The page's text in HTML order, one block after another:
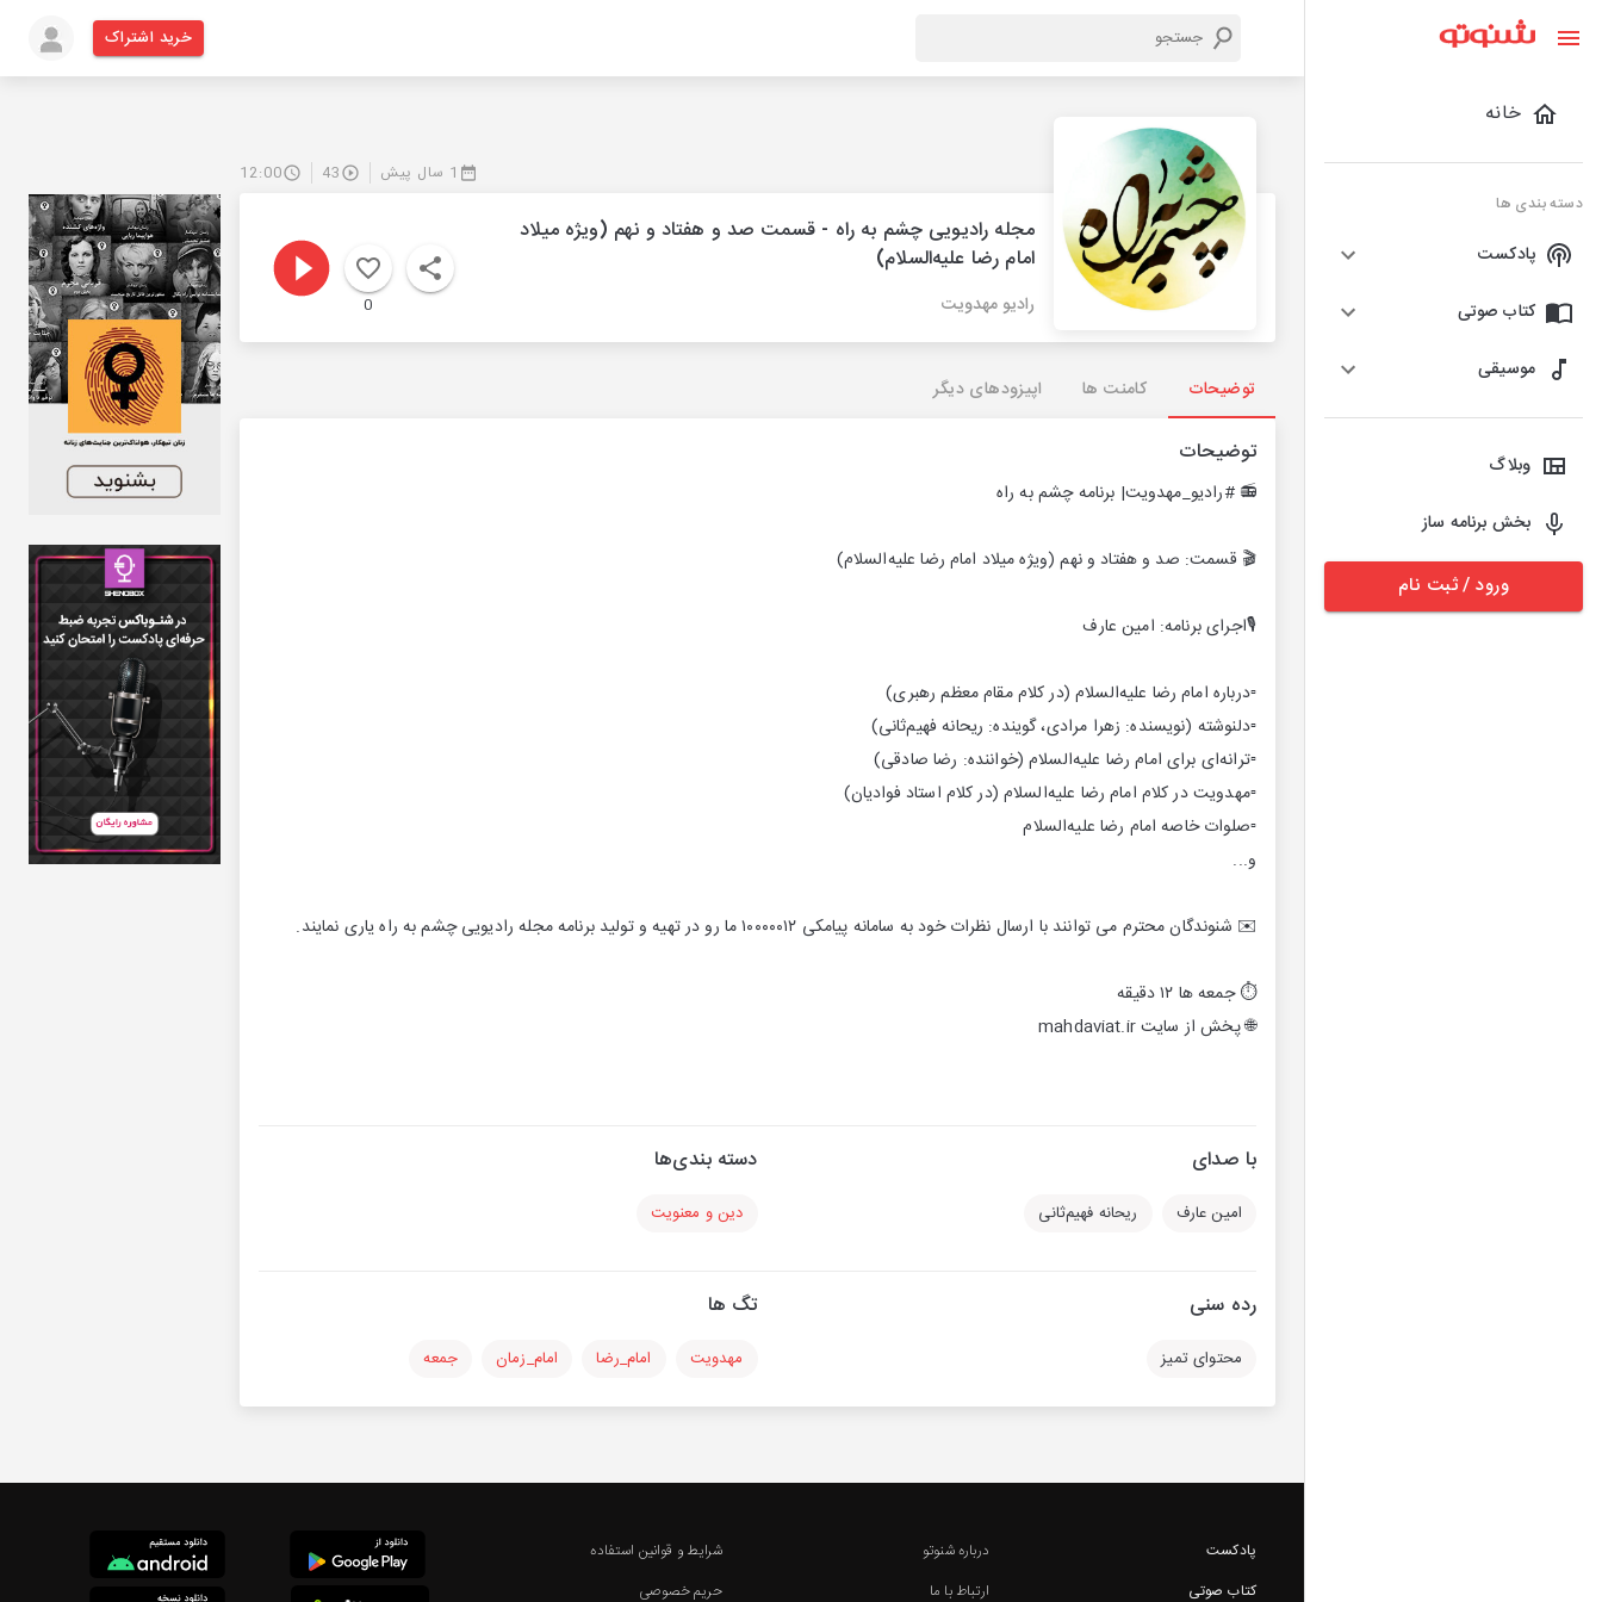
خانه
دسته بندی ها
پادکست
کتاب صوتی
موسیقی
وبلاگ
بخش برنامه ساز
ورود / ثبت نام
خرید اشتراک
1 سال پیش 43
12:00
مجله رادیویی چشم به راه - قسمت صد و هفتاد و نهم (ویژه میلاد
امام رضا علیه‌السلام)
رادیو مهدویت 0
توضیحات کامنت ها اپیزودهای دیگر
توضیحات
📻 #رادیو_مهدویت| برنامه چشم به راه
🎬 قسمت: صد و هفتاد و نهم (ویژه میلاد امام رضا علیه‌السلام)
🎙اجرای برنامه: امین عارف
▫️درباره امام رضا علیه‌السلام (در کلام مقام معظم رهبری)
▫️دلنوشته‌ (نویسنده: زهرا مرادی، گوینده: ریحانه فهیم‌ثانی)
▫️ترانه‌ای برای امام رضا علیه‌السلام (خواننده: رضا صادقی)
▫️مهدویت در کلام امام رضا علیه‌السلام (در کلام استاد فوادیان)
▫️صلوات خاصه امام رضا علیه‌السلام
و...
✉️ شنوندگان محترم می توانند با ارسال نظرات خود به سامانه پیامکی ۱۰۰۰۰۰۱۲ ما رو در تهیه و تولید برنامه مجله رادیویی چشم به راه یاری نمایند.
⏱ جمعه ها ۱۲ دقیقه
🌐 پخش از سایت mahdaviat.ir
با صدای
امین عارف ریحانه فهیم‌ثانی
دسته بندی‌ها
دین و معنویت
رده سنی
محتوای تمیز
تگ ها
مهدویت امام_رضا امام_زمان جمعه
پادکست
کتاب صوتی
درباره شنوتو
ارتباط با ما
شرایط و قوانین استفاده
حریم خصوصی